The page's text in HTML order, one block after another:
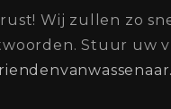
Wij zullen zo
Stuur uw